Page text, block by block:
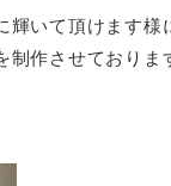
輝いて頂けます様
作させておりま